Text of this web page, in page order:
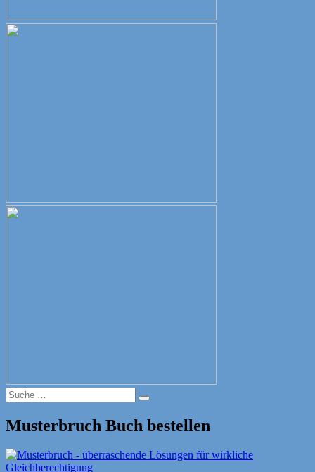
Suche
nach:
Suche
Musterbruch Buch bestellen